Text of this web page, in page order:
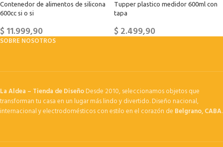
Contenedor de alimentos de silicona
600cc si o si
$11.999,90
Tupper plastico medidor 600ml con
tapa
$2.499,90
SOBRE NOSOTROS
La Aldea – Tienda de DiseñoDesde 2010, seleccionamos objetos que
transforman tu casa en un lugar más lindo y divertido. Diseño nacional,
internacional y electrodomésticos con estilo en el corazón de Belgrano, CABA.